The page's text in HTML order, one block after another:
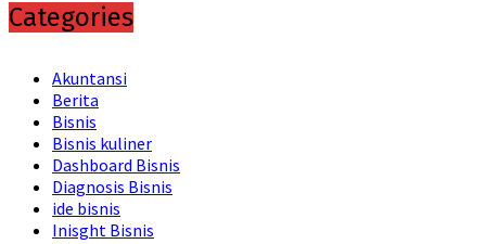
Categories
Akuntansi
Berita
Bisnis
Bisnis kuliner
Dashboard Bisnis
Diagnosis Bisnis
ide bisnis
Inisght Bisnis